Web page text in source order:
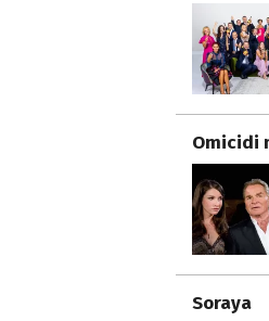
Omicidi
Soraya